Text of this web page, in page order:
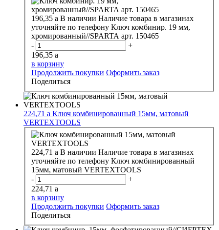
196,35 a В наличии Наличие товара в магазинах
уточняйте по телефону Ключ комбинир. 19 мм,
хромированный//SPARTA арт. 150465
-
+
196,35 a
в корзину
Продолжить покупки Оформить заказ
Поделиться
224,71 a Ключ комбинированный 15мм, матовый
VERTEXTOOLS
224,71 a В наличии Наличие товара в магазинах
уточняйте по телефону Ключ комбинированный
15мм, матовый VERTEXTOOLS
-
+
224,71 a
в корзину
Продолжить покупки Оформить заказ
Поделиться